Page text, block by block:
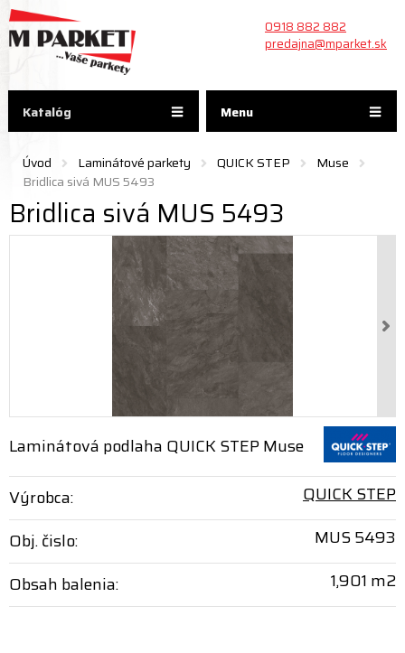
Menu
0918 882 882
predajna@mparket.sk
Úvod Laminátové parkety QUICK STEP
Muse
Bridlica sivá MUS 5493
Bridlica sivá MUS 5493
Laminátová podlaha QUICK STEP Muse
Výrobca:
QUICK STEP
Obj. čislo:
MUS 5493
Obsah balenia:
1,901 m2
Katalóg